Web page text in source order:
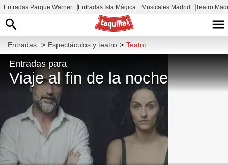
Entradas Parque Warner Entradas Isla Mágica Musicales Madrid Teatro
Entradas > Espectáculos y teatro > Teatro
Entradas para
Viaje al fin de la noche